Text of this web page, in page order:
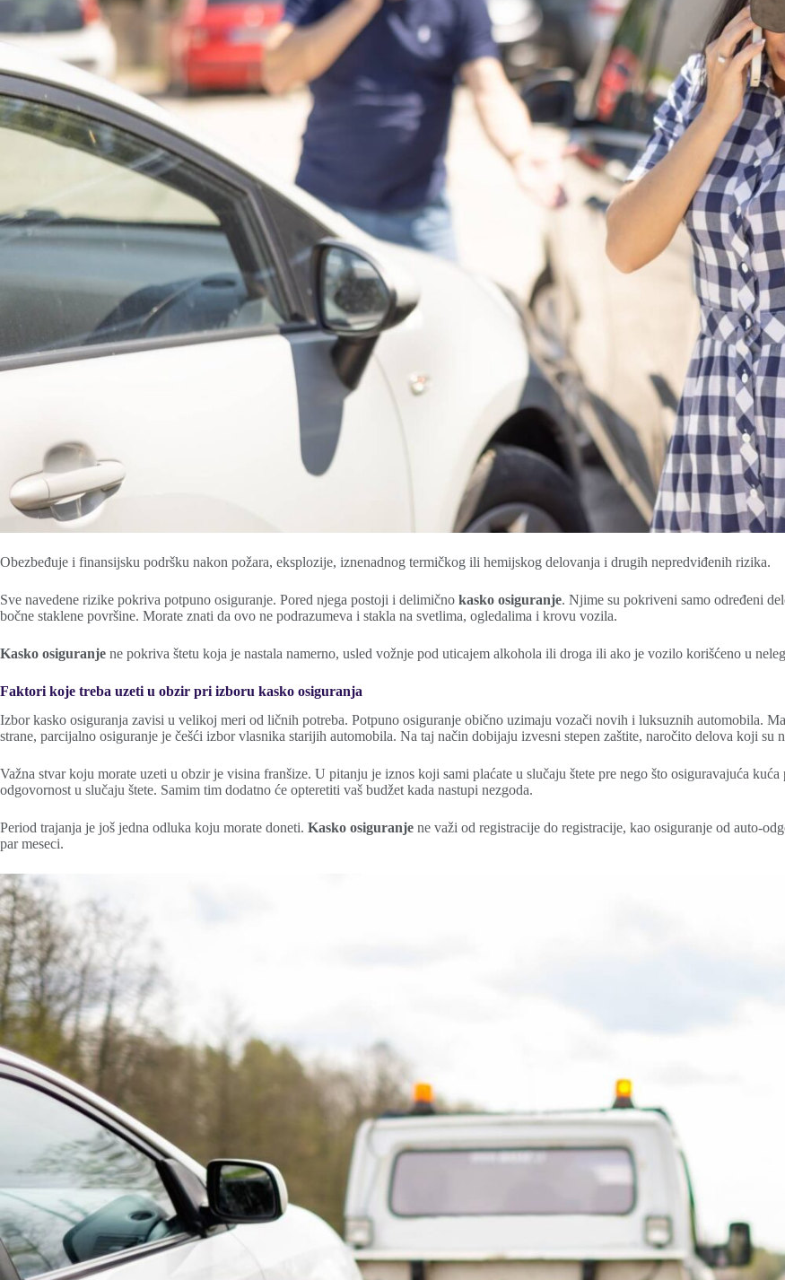
Obezbeđuje i finansijsku podršku nakon požara, eksplozije, iznenadnog termičkog ili hemijskog delovanja i drugih nepredviđenih rizika.
Sve navedene rizike pokriva potpuno osiguranje. Pored njega postoji i delimično kasko osiguranje. Njime su pokriveni samo određeni
bočne staklene površine. Morate znati da ovo ne podrazumeva i stakla na svetlima, ogledalima i krovu vozila.
Kasko osiguranje ne pokriva štetu koja je nastala namerno, usled vožnje pod uticajem alkohola ili droga ili ako je vozilo korišćeno u
Faktori koje treba uzeti u obzir pri izboru kasko osiguranja
Izbor kasko osiguranja zavisi u velikoj meri od ličnih potreba. Potpuno osiguranje obično uzimaju vozači novih i luksuznih automobila.
strane, parcijalno osiguranje je češći izbor vlasnika starijih automobila. Na taj način dobijaju izvesni stepen zaštite, naročito delova koji su
Važna stvar koju morate uzeti u obzir je visina franšize. U pitanju je iznos koji sami plaćate u slučaju štete pre nego što osiguravajuća
odgovornost u slučaju štete. Samim tim dodatno će opteretiti vaš budžet kada nastupi nezgoda.
Period trajanja je još jedna odluka koju morate doneti. Kasko osiguranje ne važi od registracije do registracije, kao osiguranje od auto-
par meseci.